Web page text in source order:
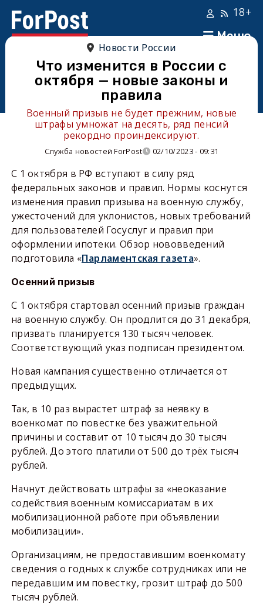
Меню
18+
Новости России
Что изменится в России с
октября — новые законы и
правила
Военный призыв не будет прежним, новые
штрафы умножат на десять, ряд пенсий
рекордно проиндексируют.
Служба новостей ForPost 02/10/2023 - 09:31
С 1 октября в РФ вступают в силу ряд
федеральных законов и правил. Нормы коснутся
изменения правил призыва на военную службу,
ужесточений для уклонистов, новых требований
для пользователей Госуслуг и правил при
оформлении ипотеки. Обзор нововведений
подготовила «Парламентская газета».
Осенний призыв
С 1 октября стартовал осенний призыв граждан
на военную службу. Он продлится до 31 декабря,
призвать планируется 130 тысяч человек.
Соответствующий указ подписан президентом.
Новая кампания существенно отличается от
предыдущих.
Так, в 10 раз вырастет штраф за неявку в
военкомат по повестке без уважительной
причины и составит от 10 тысяч до 30 тысяч
рублей. До этого платили от 500 до трёх тысяч
рублей.
Начнут действовать штрафы за «неоказание
содействия военным комиссариатам в их
мобилизационной работе при объявлении
мобилизации».
Организациям, не предоставившим военкомату
сведения о годных к службе сотрудниках или не
передавшим им повестку, грозит штраф до 500
тысяч рублей.